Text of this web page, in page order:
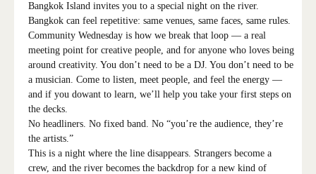
Bangkok Island invites you to a special night on the river.
Bangkok can feel repetitive: same venues, same faces, same rules.
Community Wednesday is how we break that loop — a real
meeting point for creative people, and for anyone who loves being
around creativity. You don’t need to be a DJ. You don’t need to be
a musician. Come to listen, meet people, and feel the energy —
and if you dowant to learn, we’ll help you take your first steps on
the decks.
No headliners. No fixed band. No “you’re the audience, they’re
the artists.”
This is a night where the line disappears. Strangers become a
crew, and the river becomes the backdrop for a new kind of